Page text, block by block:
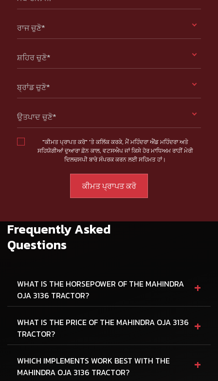
ਰਾਜ ਚੁਣੋ*
ਸ਼ਹਿਰ ਚੁਣੋ*
ਬ੍ਰਾਂਡ ਚੁਣੋ*
ਉਤਪਾਦ ਚੁਣੋ*
"ਕੀਮਤ ਪ੍ਰਾਪਤ ਕਰੋ" 'ਤੇ ਕਲਿੱਕ ਕਰਕੇ, ਮੈਂ ਮਹਿੰਦਰਾ ਐਂਡ ਮਹਿੰਦਰਾ ਅਤੇ
ਸਹਿਯੋਗੀਆਂ ਦੁਆਰਾ ਫ਼ੋਨ ਕਾਲ, ਵਟਸਐਪ ਜਾਂ ਕਿਸੇ ਹੋਰ ਮਾਧਿਅਮ ਰਾਹੀਂ ਮੇਰੀ
ਦਿਲਚਸਪੀ ਬਾਰੇ ਸੰਪਰਕ ਕਰਨ ਲਈ ਸਹਿਮਤ ਹਾਂ।
Frequently Asked
Questions
WHAT IS THE HORSEPOWER OF THE MAHINDRA
OJA 3136 TRACTOR?
+
WHAT IS THE PRICE OF THE MAHINDRA OJA 3136
TRACTOR?
+
WHICH IMPLEMENTS WORK BEST WITH THE
MAHINDRA OJA 3136 TRACTOR?
+